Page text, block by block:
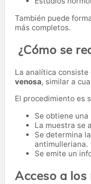
También puede
más completos.
¿Cómo se
La analítica consiste
venosa, similar a
El procedimiento es
Se obtiene
La muestra se
Se determina
antimulleriana.
Se emite un
Acceso a